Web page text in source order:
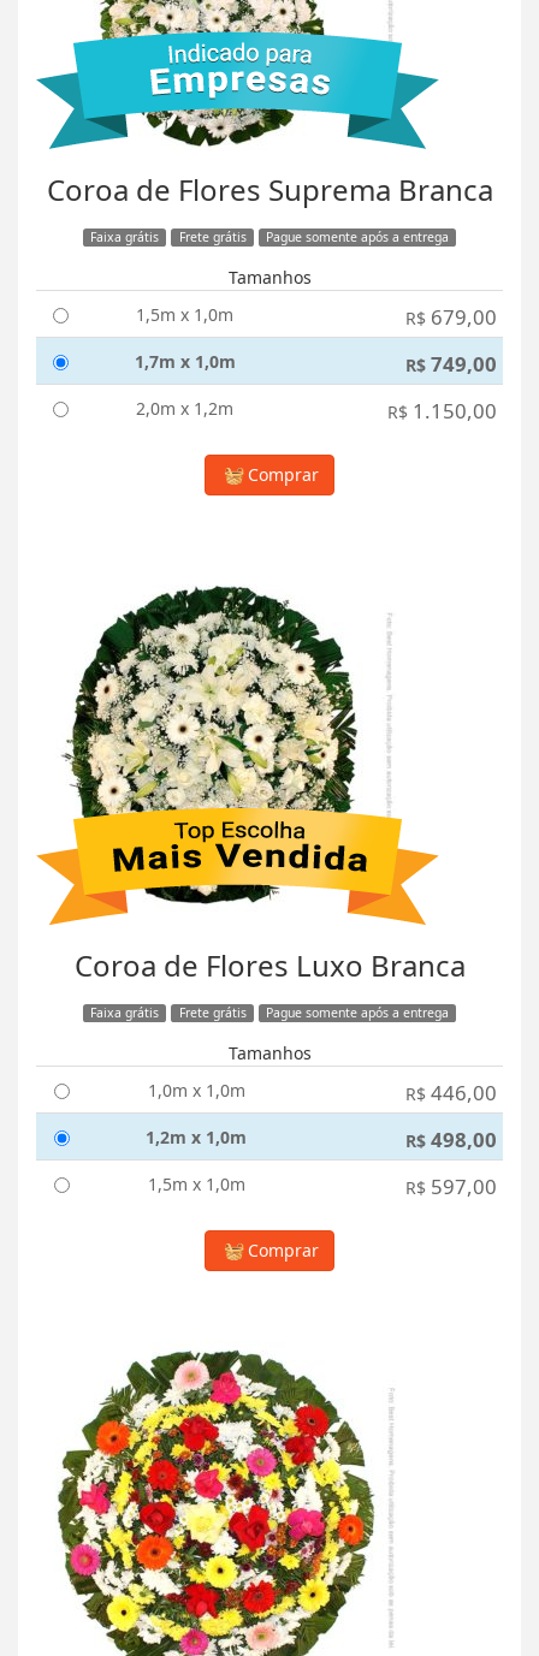
Coroa de Flores Suprema Branca
Faixa grátis Frete grátis Pague somente após a entrega
Tamanhos
1,5m x 1,0m
R$ 679,00
1,7m x 1,0m R$ 749,00
2,0m x 1,2m R$ 1.150,00
Comprar
Coroa de Flores Luxo Branca
Faixa grátis Frete grátis Pague somente após a entrega
Tamanhos
1,0m x 1,0m
R$ 446,00
1,2m x 1,0m R$ 498,00
1,5m x 1,0m R$ 597,00
Comprar